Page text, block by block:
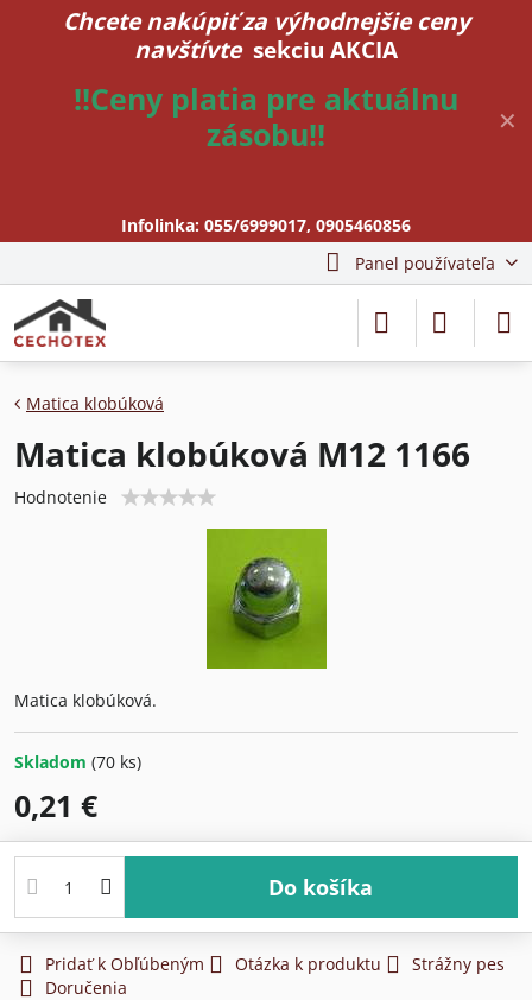
✕
Chcete nakúpiť za výhodnejšie ceny
navštívte sekciu AKCIA
!!Ceny platia pre aktuálnu
zásobu!!
Infolinka: 055/6999017, 0905460856
Panel používateľa
Matica klobúková
Matica klobúková M12 1166
Hodnotenie
Matica klobúková.
Skladom (70 ks)
0,21 €
Do košíka
Pridať k Obľúbeným Otázka k produktu
Strážny pes
Doručenia